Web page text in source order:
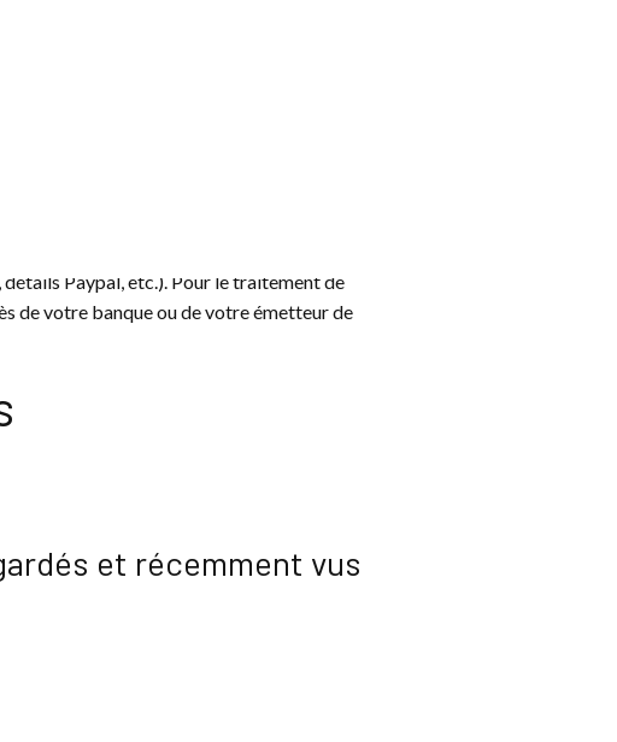
Paypal, etc.). Pour le traitement de
de votre banque ou de votre émetteur de
et récemment vus